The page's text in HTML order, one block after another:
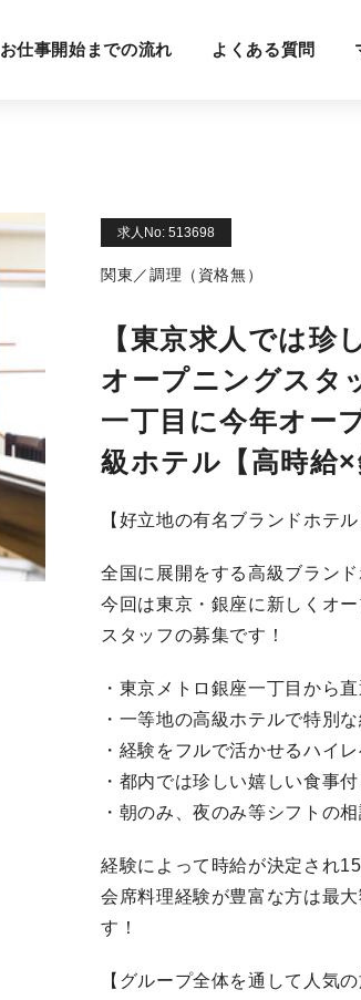
お仕事開始までの流れ よくある質問
求人No: 513698
関東／調理（資格無）
【東京求人では珍
オープニングスタ
一丁目に今年オー
級ホテル【高時給×
【好立地の有名ブランドホテル
全国に展開をする高級ブラン
今回は東京・銀座に新しくオ
スタッフの募集です！
・東京メトロ銀座一丁目から
・一等地の高級ホテルで特別
・経験をフルで活かせるハイ
・都内では珍しい嬉しい食事付
・朝のみ、夜のみ等シフトの
経験によって時給が決定され
会席料理経験が豊富な方は最
す！
【グループ全体を通して人気の